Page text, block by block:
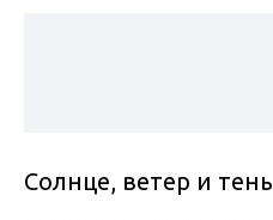
Солнце, ветер и тень